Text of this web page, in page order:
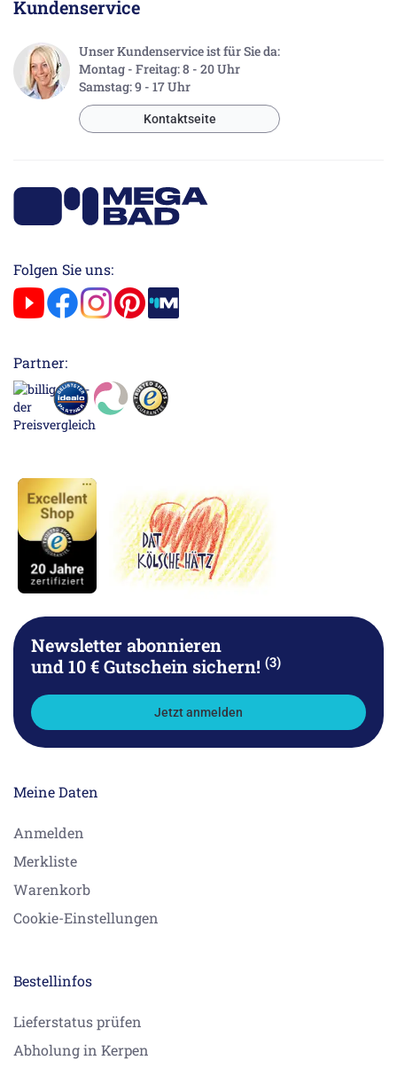
Kundenservice
Unser Kundenservice ist für Sie da:
Montag - Freitag: 8 - 20 Uhr
Samstag: 9 - 17 Uhr
Kontaktseite
Folgen Sie uns:
Partner:
Newsletter abonnieren
und 10 € Gutschein sichern! (3)
Jetzt anmelden
Meine Daten
Anmelden
Merkliste
Warenkorb
Cookie-Einstellungen
Bestellinfos
Lieferstatus prüfen
Abholung in Kerpen